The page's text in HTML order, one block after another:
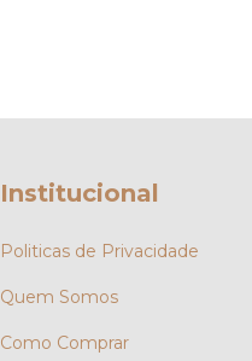
Institucional
Politicas de Privacidade
Quem Somos
Como Comprar